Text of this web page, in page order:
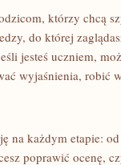
którzy chcą
do której
jesteś uczniem,
wyjaśnienia, robić
na każdym etapie:
poprawić ocenę,